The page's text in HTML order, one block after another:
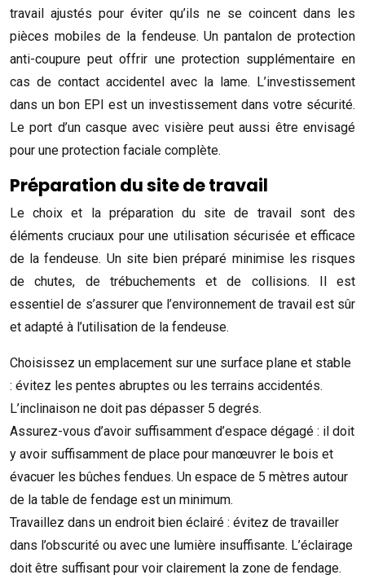
travail ajustés pour éviter qu’ils ne se coincent dans les
pièces mobiles de la fendeuse. Un pantalon de protection
anti-coupure peut offrir une protection supplémentaire en
cas de contact accidentel avec la lame. L’investissement
dans un bon EPI est un investissement dans votre sécurité.
Le port d’un casque avec visière peut aussi être envisagé
pour une protection faciale complète.
Préparation du site de travail
Le choix et la préparation du site de travail sont des
éléments cruciaux pour une utilisation sécurisée et efficace
de la fendeuse. Un site bien préparé minimise les risques
de chutes, de trébuchements et de collisions. Il est
essentiel de s’assurer que l’environnement de travail est sûr
et adapté à l’utilisation de la fendeuse.
Choisissez un emplacement sur une surface plane et stable
: évitez les pentes abruptes ou les terrains accidentés.
L’inclinaison ne doit pas dépasser 5 degrés.
Assurez-vous d’avoir suffisamment d’espace dégagé : il doit
y avoir suffisamment de place pour manœuvrer le bois et
évacuer les bûches fendues. Un espace de 5 mètres autour
de la table de fendage est un minimum.
Travaillez dans un endroit bien éclairé : évitez de travailler
dans l’obscurité ou avec une lumière insuffisante. L’éclairage
doit être suffisant pour voir clairement la zone de fendage.